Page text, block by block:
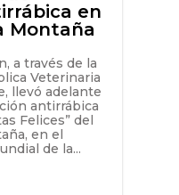
en
Montaña
a través de la
Veterinaria
llevó adelante
antirrábica
Felices” del
en el
de la...